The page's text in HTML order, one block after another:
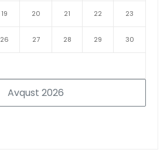
Avqust 2026
19 20 21 22 23
26 27 28 29 30